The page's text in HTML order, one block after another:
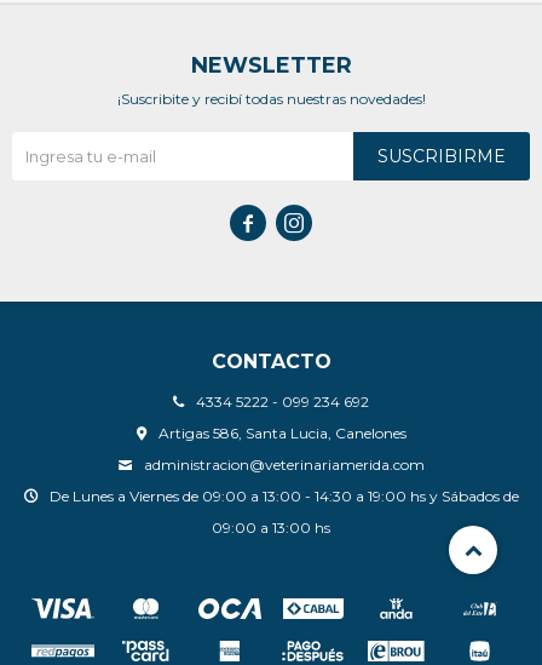
CONTACTO
4334 5222 - 099 234 692
Artigas 586, Santa Lucia, Canelones
administracion@veterinariamerida.com
De Lunes a Viernes de 09:00 a 13:00 - 14:30 a 19:00 hs y Sábados de
09:00 a 13:00 hs
NEWSLETTER
¡Suscribite y recibí todas nuestras novedades!
SUSCRIBIRME
 